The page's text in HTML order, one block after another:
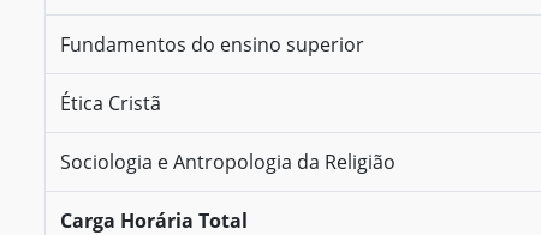
Fundamentos do ensino superior
Ética Cristã
Sociologia e Antropologia da Religião
Carga Horária Total